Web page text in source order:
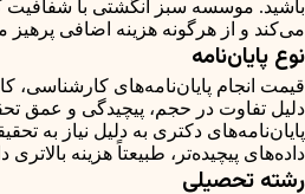
باشید. موسسه سبز انگشتی با شفافیت
می‌کند و از هرگونه هزینه اضافی پرهیز
نوع پایان‌نامه
قیمت انجام پایان‌نامه‌های کارشناسی،
دلیل تفاوت در حجم، پیچیدگی و عمق
پایان‌نامه‌های دکتری به دلیل نیاز به
داده‌های پیچیده‌تر، طبیعتاً هزینه بالاتری
رشته تحصیلی